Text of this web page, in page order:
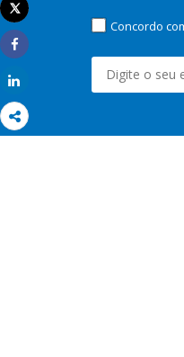
Imprimir
Tweet
Share
Concordo